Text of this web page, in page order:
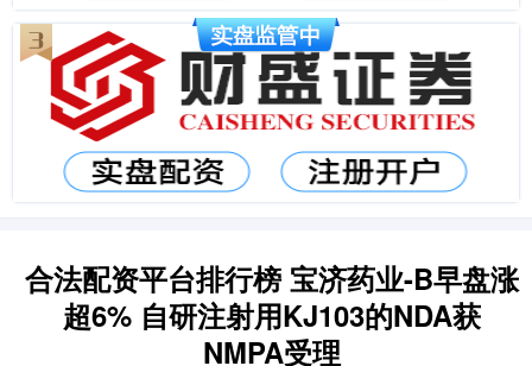
合法配资平台排行榜 宝济药业-B早盘涨
超6% 自研注射用KJ103的NDA获
NMPA受理